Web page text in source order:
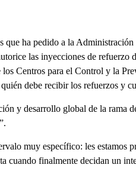
ha pedido a la
las inyecciones de refuerzo
Centros para el Control y la
debe recibir los refuerzos y
y desarrollo global de la rama
muy específico: les estamos
cuando finalmente decidan un